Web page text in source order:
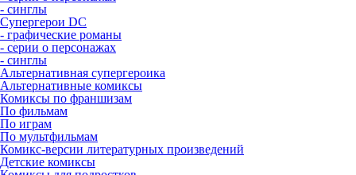
- синглы
Супергерои DC
- графические романы
- серии о персонажах
- синглы
Альтернативная супергероика
Альтернативные комиксы
Комиксы по франшизам
По фильмам
По играм
По мультфильмам
Комикс-версии литературных произведений
Детские комиксы